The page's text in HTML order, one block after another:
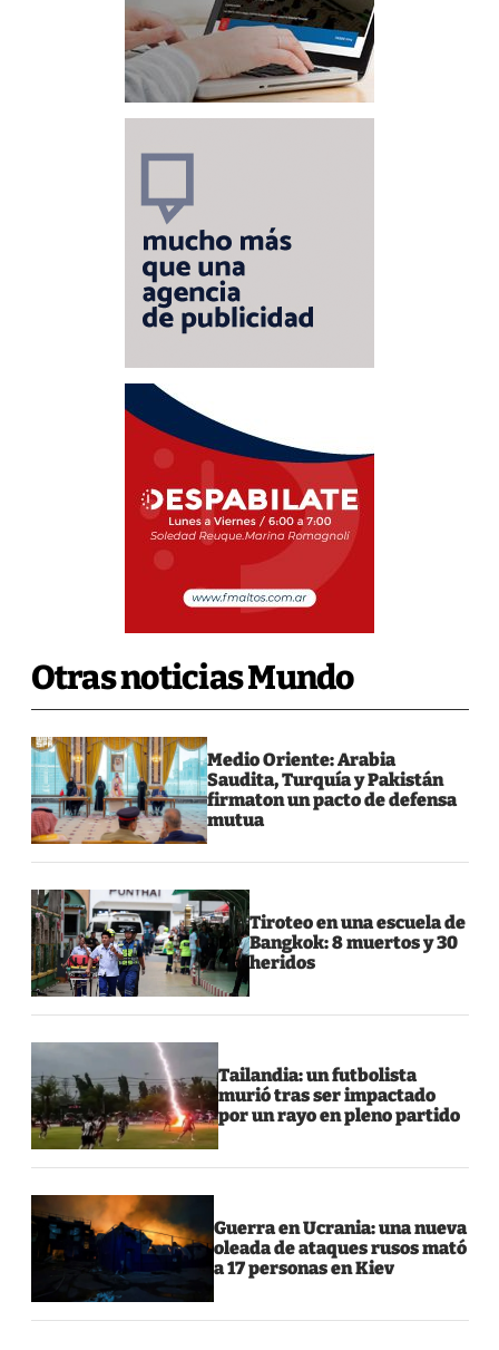
Otras noticias Mundo
Medio Oriente: Arabia
Saudita, Turquía y Pakistán
firmaton un pacto de defensa
mutua
Tiroteo en una escuela de
Bangkok: 8 muertos y 30
heridos
Tailandia: un futbolista
murió tras ser impactado
por un rayo en pleno partido
Guerra en Ucrania: una nueva
oleada de ataques rusos mató
a 17 personas en Kiev